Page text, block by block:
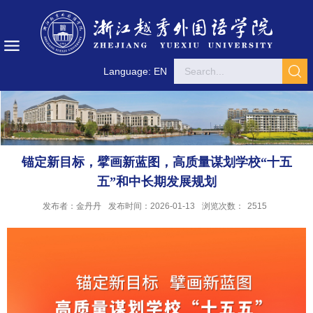
Language: EN
锚定新目标，擘画新蓝图，高质量谋划学校“十五
五”和中长期发展规划
发布者：金丹丹 发布时间：2026-01-13 浏览次数： 2515